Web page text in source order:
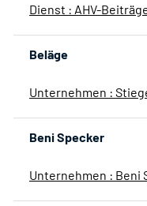
Dienst : AHV-
Beläge
Unternehmen :
Beni Specker
Unternehmen : Beni